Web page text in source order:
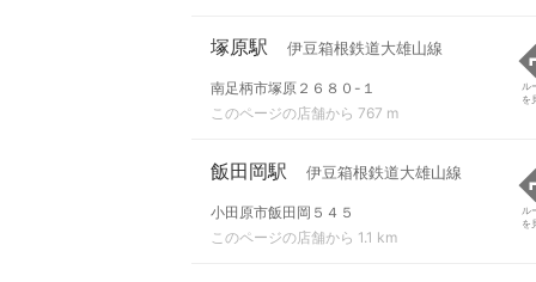
塚原駅 伊豆箱根鉄道大雄山線
南足柄市塚原２６８０-１
このページの店舗から 767 m
ル
を
飯田岡駅 伊豆箱根鉄道大雄山線
小田原市飯田岡５４５
このページの店舗から 1.1 km
ル
を